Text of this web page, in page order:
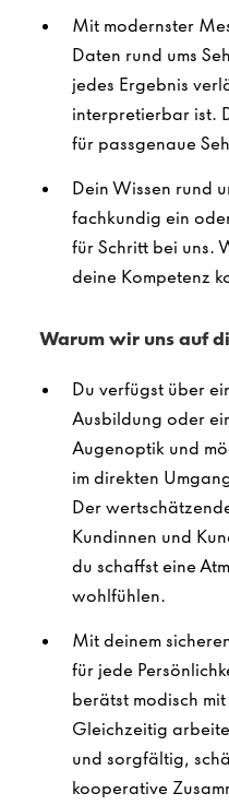
Mit modernster
Daten rund ums
jedes Ergebnis
interpretierbar ist.
für passgenaue
Dein Wissen rund
fachkundig ein
für Schritt bei uns.
deine Kompetenz
Warum wir uns auf
Du verfügst über
Ausbildung oder
Augenoptik und
im direkten
Der
Kundinnen und
du schaffst eine
wohlfühlen.
Mit deinem
für jede
berätst modisch
Gleichzeitig
und sorgfältig,
kooperative